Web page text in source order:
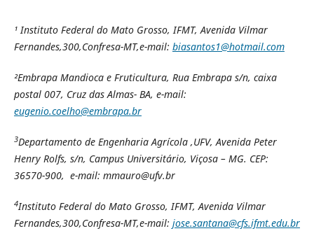
¹Instituto Federal do Mato Grosso, IFMT, Avenida Vilmar
Fernandes,300,Confresa-MT,e-mail: biasantos1@hotmail.com
²Embrapa Mandioca e Fruticultura, Rua Embrapa s/n, caixa
postal 007, Cruz das Almas- BA, e-mail:
eugenio.coelho@embrapa.br
3Departamento de Engenharia Agrícola ,UFV, Avenida Peter
Henry Rolfs, s/n, Campus Universitário, Viçosa – MG. CEP:
36570-900, e-mail: mmauro@ufv.br
4Instituto Federal do Mato Grosso, IFMT, Avenida Vilmar
Fernandes,300,Confresa-MT,e-mail: jose.santana@cfs.ifmt.edu.br